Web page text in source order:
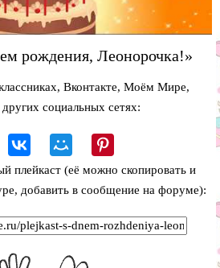
рождения, Леонорочка!»
Вконтакте, Моём Мире,
социальных сетях:
плейкаст (её можно скопировать и
добавить в сообщение на форуме):